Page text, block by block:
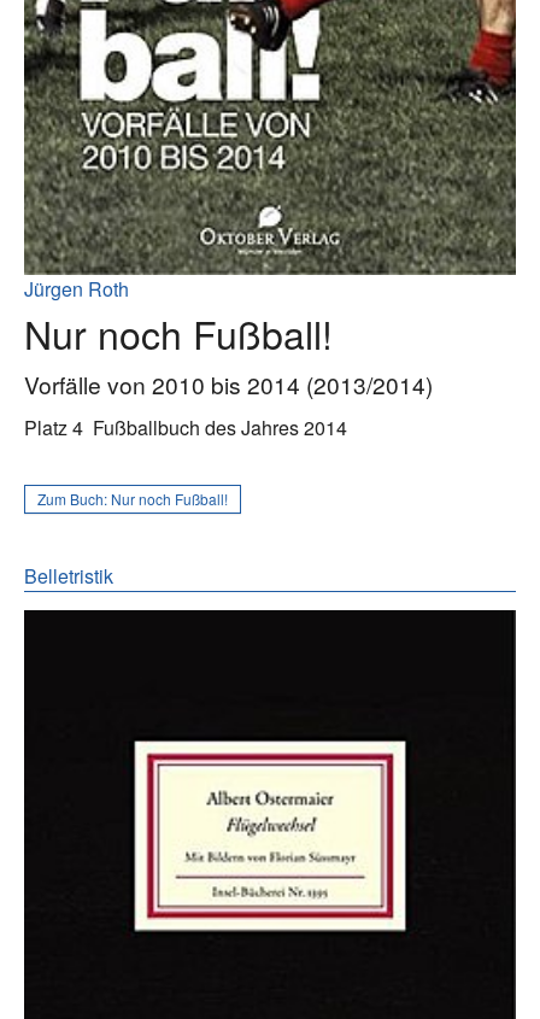
Jürgen Roth
Nur noch Fußball!
Vorfälle von 2010 bis 2014 (2013/2014)
Platz 4 Fußballbuch des Jahres 2014
Zum Buch: Nur noch Fußball!
Belletristik